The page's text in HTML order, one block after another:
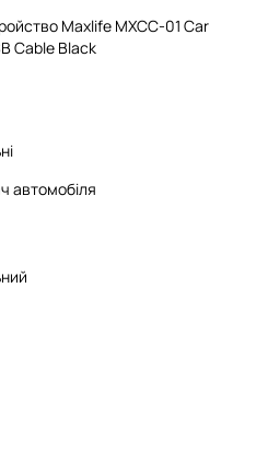
Maxlife MXCC-01 Car
Cable Black
автомобіля